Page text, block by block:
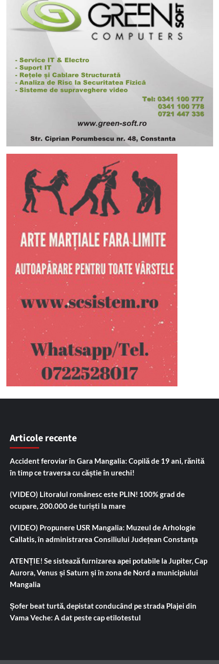
Articole recente
Accident feroviar în Gara Mangalia: Copilă de 19 ani, rănită
în timp ce traversa cu căștie în urechi!
(VIDEO) Litoralul românesc este PLIN! 100% grad de
ocupare, 200.000 de turiști la mare
(VIDEO) Propunere USR Mangalia: Muzeul de Arhologie
Callatis, în administrarea Consiliului Județean Constanța
ATENȚIE! Se sistează furnizarea apei potabile la Jupiter, Cap
Aurora, Venus și Saturn și în zona de Nord a municipiului
Mangalia
Șofer beat turtă, depistat conducând pe strada Plajei din
Vama Veche: A dat peste cap etilotestul